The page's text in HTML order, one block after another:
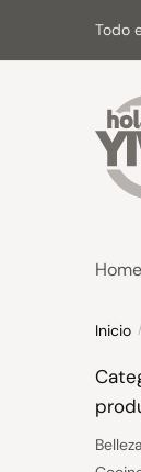
navigation
content
Todo
Home
Inicio /
Belleza